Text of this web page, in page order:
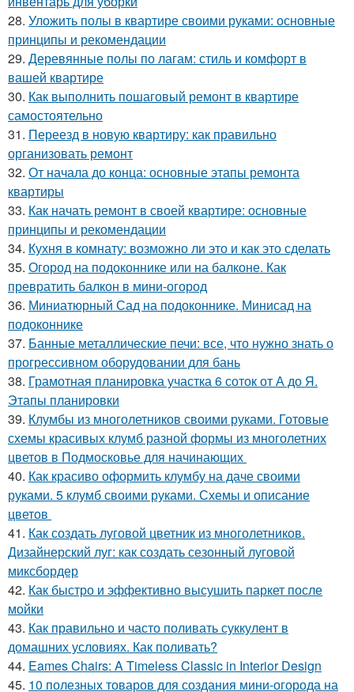
28. Уложить полы в квартире своими руками: основные
принципы и рекомендации
29. Деревянные полы по лагам: стиль и комфорт в
вашей квартире
30. Как выполнить пошаговый ремонт в квартире
самостоятельно
31. Переезд в новую квартиру: как правильно
организовать ремонт
32. От начала до конца: основные этапы ремонта
квартиры
33. Как начать ремонт в своей квартире: основные
принципы и рекомендации
34. Кухня в комнату: возможно ли это и как это сделать
35. Огород на подоконнике или на балконе. Как
превратить балкон в мини-огород
36. Миниатюрный Сад на подоконнике. Минисад на
подоконнике
37. Банные металлические печи: все, что нужно знать о
прогрессивном оборудовании для бань
38. Грамотная планировка участка 6 соток от А до Я.
Этапы планировки
39. Клумбы из многолетников своими руками. Готовые
схемы красивых клумб разной формы из многолетних
цветов в Подмосковье для начинающих
40. Как красиво оформить клумбу на даче своими
руками. 5 клумб своими руками. Схемы и описание
цветов
41. Как создать луговой цветник из многолетников.
Дизайнерский луг: как создать сезонный луговой
миксбордер
42. Как быстро и эффективно высушить паркет после
мойки
43. Как правильно и часто поливать суккулент в
домашних условиях. Как поливать?
44. Eames Chairs: A Timeless Classic in Interior Design
45. 10 полезных товаров для создания мини-огорода на